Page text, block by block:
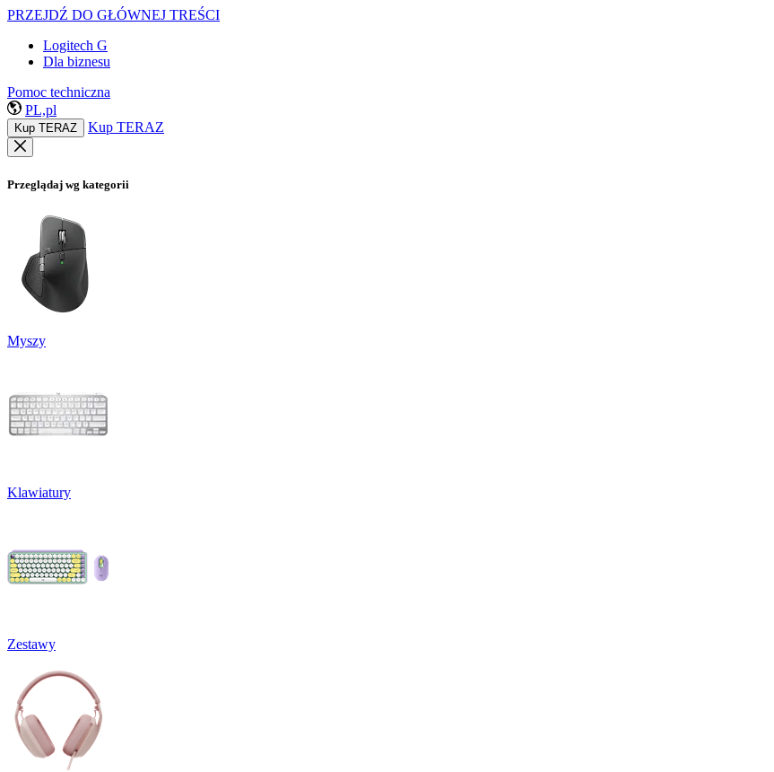
PRZEJDŹ DO GŁÓWNEJ TREŚCI
Logitech G
Dla biznesu
Pomoc techniczna
PL,pl
Kup TERAZ Kup TERAZ
Przeglądaj wg kategorii
Myszy
Klawiatury
Zestawy